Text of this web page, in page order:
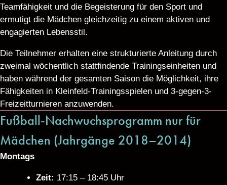
Teamfähigkeit und die Begeisterung für den Sport und
ermutigt die Mädchen gleichzeitig zu einem aktiven und
engagierten Lebensstil.
Die Teilnehmer erhalten eine strukturierte Anleitung durch
zweimal wöchentlich stattfindende Trainingseinheiten und
haben während der gesamten Saison die Möglichkeit, ihre
Fähigkeiten in Kleinfeld-Trainingsspielen und 3-gegen-3-
Freizeitturnieren anzuwenden.
Fußball-Nachwuchsprogramm nur für
Mädchen (Jahrgänge 2018–2014)
Montags
Zeit: 17:15 – 18:45 Uhr